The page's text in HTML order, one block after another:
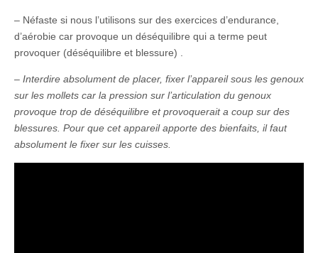
– Néfaste si nous l’utilisons sur des exercices d’endurance,
d’aérobie car provoque un déséquilibre qui a terme peut
provoquer (déséquilibre et blessure) .
– Interdire absolument de placer, fixer l’appareil sous les genoux
sur les mollets car la pression sur l’articulation du genoux
provoque trop de déséquilibre et provoquerait a coup sur des
blessures. Pour que cet appareil apporte des bienfaits, il faut
absolument le fixer sur les cuisses.